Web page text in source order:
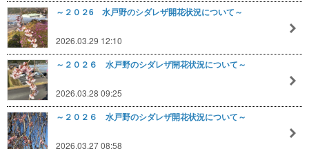
～２０２6 水戸野のシダレザ開花状況について～
2026.03.29 12:10
～２０２６ 水戸野のシダレザ開花状況について～
2026.03.28 09:25
～２０２６ 水戸野のシダレザ開花状況について～
2026.03.27 08:58